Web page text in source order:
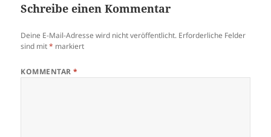
Schreibe einen Kommentar
Deine E-Mail-Adresse wird nicht veröffentlicht. Erforderliche Felder
sind mit* markiert
KOMMENTAR*